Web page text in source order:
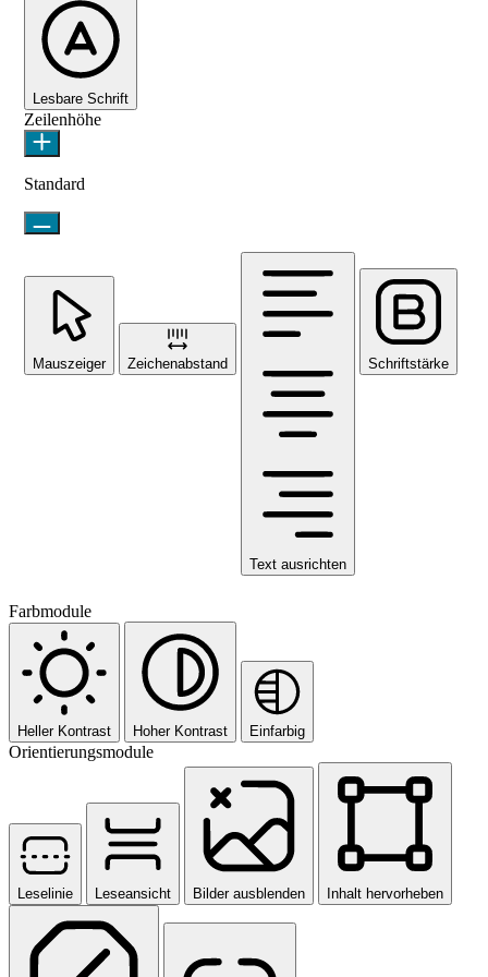
Lesbare Schrift
Zeilenhöhe
Standard
Mauszeiger Zeichenabstand
Text ausrichten
Schriftstärke
Farbmodule
Heller Kontrast Hoher Kontrast Einfarbig
Orientierungsmodule
Leselinie Leseansicht Bilder ausblenden Inhalt hervorheben